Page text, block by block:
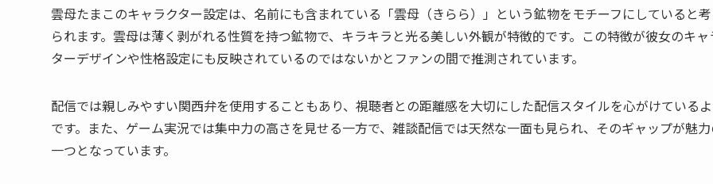
雲母たまこのキャラクター設定は、名前にも含まれている「雲母（きらら）」という鉱物をモチーフにしていると
られます。雲母は薄く剥がれる性質を持つ鉱物で、キラキラと光る美しい外観が特徴的です。この特徴が彼女のキャ
ターデザインや性格設定にも反映されているのではないかとファンの間で推測されています。
配信では親しみやすい関西弁を使用することもあり、視聴者との距離感を大切にした配信スタイルを心がけている
です。また、ゲーム実況では集中力の高さを見せる一方で、雑談配信では天然な一面も見られ、そのギャップが魅
一つとなっています。